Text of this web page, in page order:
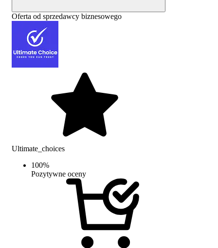
Oferta od sprzedawcy biznesowego
Ultimate_choices
100%
Pozytywne oceny